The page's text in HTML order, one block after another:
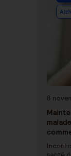
8